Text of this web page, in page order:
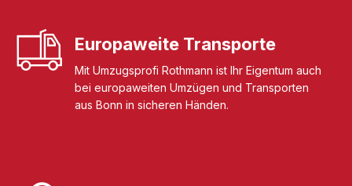
Europaweite Transporte
Mit Umzugsprofi Rothmann ist Ihr Eigentum auch
bei europaweiten Umzügen und Transporten
aus Bonn in sicheren Händen.